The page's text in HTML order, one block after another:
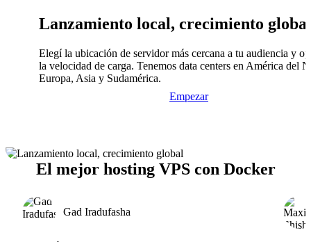
Lanzamiento local, crecimiento global
Elegí la ubicación de servidor más cercana a tu audiencia y
la velocidad de carga. Tenemos data centers en América del
Europa, Asia y Sudamérica.
Empezar
El mejor hosting VPS con Docker
Gad Iradufasha